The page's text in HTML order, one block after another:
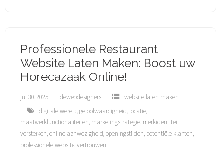
Professionele Restaurant
Website Laten Maken: Boost uw
Horecazaak Online!
jul 30, 2025 dewebdesigners
website laten maken
digitale wereld,geloofwaardigheid, locatie,
maatwerkfunctionaliteiten, marketingstrategie, merkidentiteit
versterken,online aanwezigheid,openingstijden, potentiële klanten,
professionele website,vertrouwen